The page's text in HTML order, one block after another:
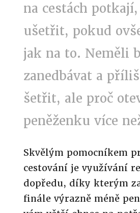
na cestách
ušetřit, pokud
jak na to. Neměli
zanedbávat a
šetřit, ale proč
peněženku více
Skvělým pomocníkem
cestování je využívání
dopředu, díky kterým
finále výrazně méně